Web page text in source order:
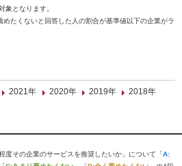
象となります。
たくないと回答した人の割合が基準値以下の企業がラ
2021年 2020年 2019年 2018年
度その企業のサービスを推奨したいか」について「A: